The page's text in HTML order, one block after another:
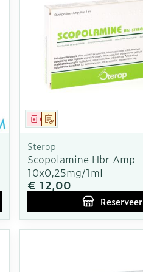
Parfums en
geurproducten
CBD
Op voorschrift
Geneesmiddel
Sterop
Scopolamine Hbr Amp
10x0,25mg/1ml
€ 12,00
Reserveer